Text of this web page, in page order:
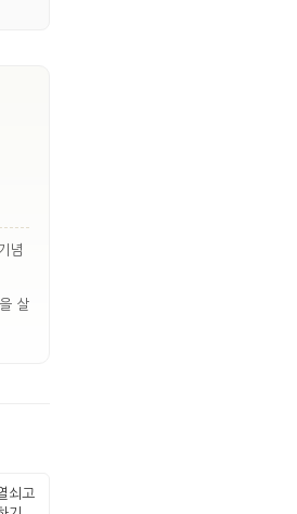
념
살
쇠고